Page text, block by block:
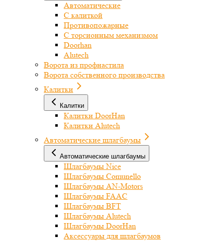
Автоматические
С калиткой
Противопожарные
С торсионным механизмом
Doorhan
Alutech
Ворота из профнастила
Ворота собственного производства
Калитки
Калитки
Калитки DoorHan
Калитки Alutech
Автоматические шлагбаумы
Автоматические шлагбаумы
Шлагбаумы Nice
Шлагбаумы Comunello
Шлагбаумы AN-Motors
Шлагбаумы FAAC
Шлагбаумы BFT
Шлагбаумы Alutech
Шлагбаумы DoorHan
Аксессуары для шлагбаумов